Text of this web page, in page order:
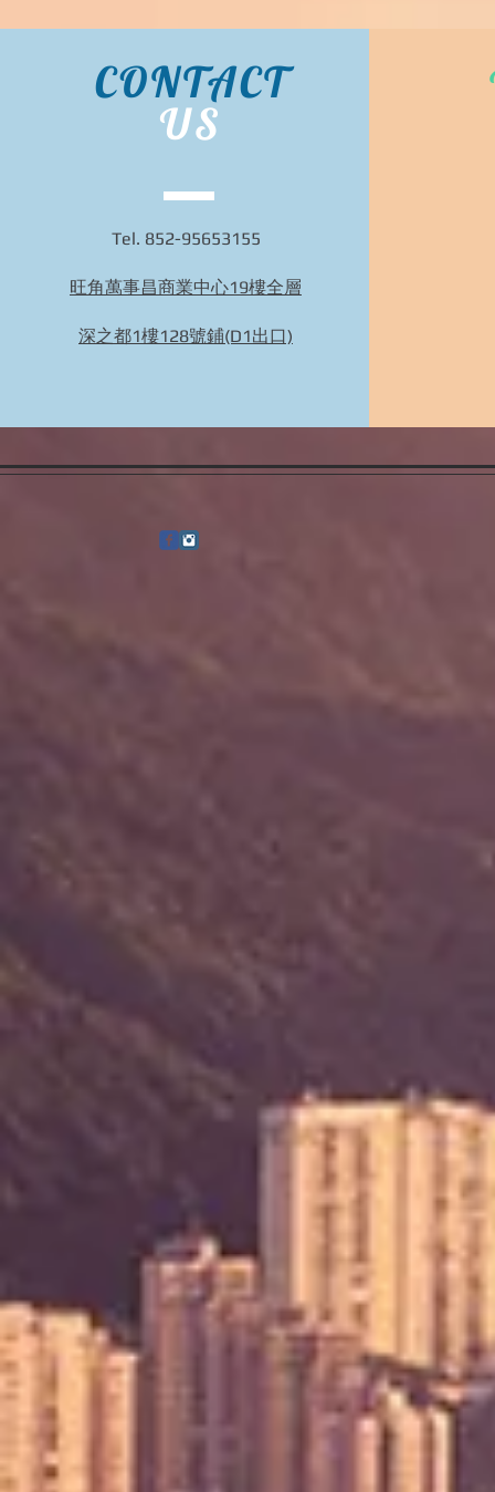
CONTACT
US
Tel. 852-95653155
旺角萬事昌商業中心19樓全層
深之都1樓128號鋪(D1出口)